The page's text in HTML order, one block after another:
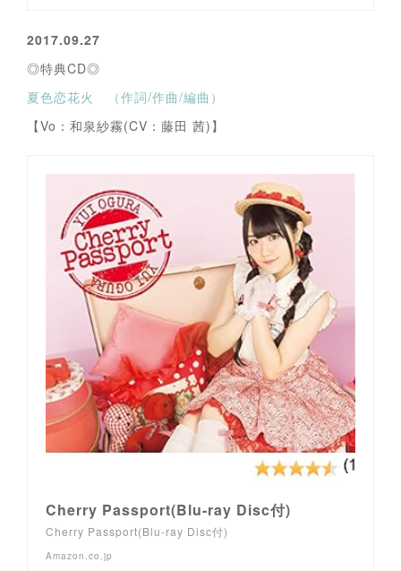
2017.09.27
◎特典CD◎
夏色恋花火 （作詞/作曲/編曲）
【Vo：和泉紗霧(CV：藤田 茜)】
Cherry Passport(Blu-ray Disc付)
Cherry Passport(Blu-ray Disc付)
Amazon.co.jp